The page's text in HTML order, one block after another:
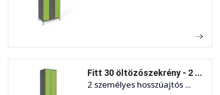
Fitt 30 öltözőszekrény - 2 ...
2 személyes hosszúajtós ...